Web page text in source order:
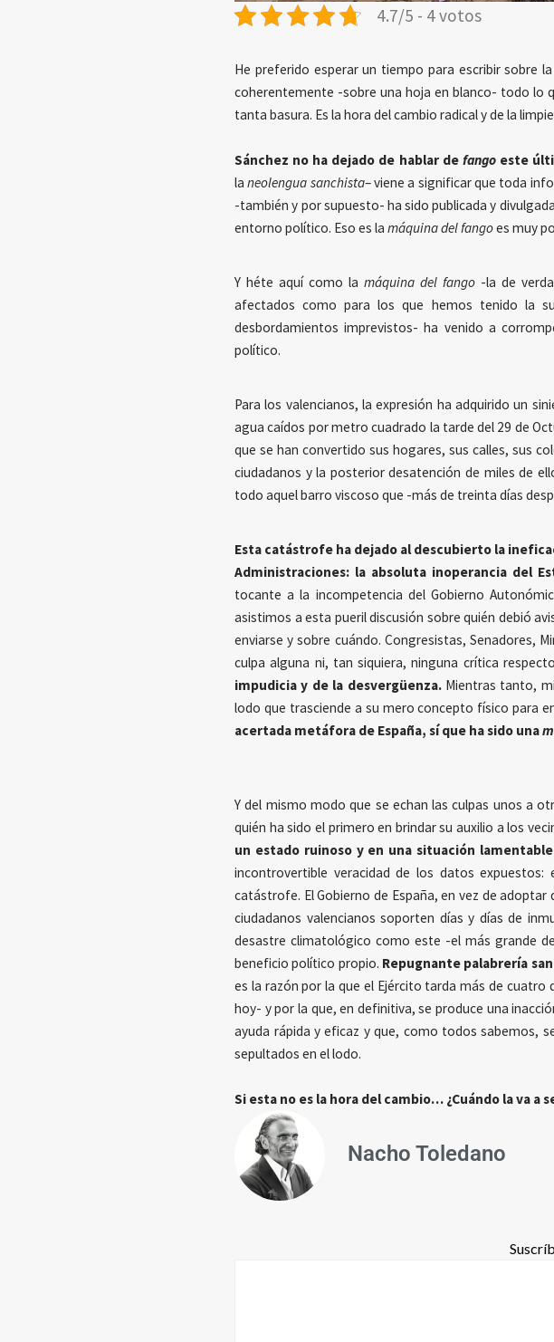
4.7/5 - 4 votos
He preferido esperar un tiempo para escribir sobre
coherentemente -sobre una hoja en blanco- todo lo
tanta basura. Es la hora del cambio radical y de la
Sánchez no ha dejado de hablar defangoeste
laneolengua sanchista– viene a significar que toda
-también y por supuesto- ha sido publicada y
entorno político. Eso es lamáquina del fangoes muy
Y héte aquí como la máquina del fango-la de
afectados como para los que hemos tenido la
desbordamientos imprevistos- ha venido a
político.
Para los valencianos, la expresión ha adquirido un
agua caídos por metro cuadrado la tarde del 29 de
que se han convertido sus hogares, sus calles, sus
ciudadanos y la posterior desatención de miles de
todo aquel barro viscoso que -más de treinta días
Esta catástrofe ha dejado al descubierto la
Administraciones: la absoluta inoperancia del
tocante a la incompetencia del Gobierno
asistimos a esta pueril discusión sobre quién debió
enviarse y sobre cuándo. Congresistas, Senadores,
culpa alguna ni, tan siquiera, ninguna crítica
impudicia y de la desvergüenza.Mientras tanto,
lodo que trasciende a su mero concepto físico para
acertada metáfora de España, sí que ha sido una
Y del mismo modo que se echan las culpas unos a
quién ha sido el primero en brindar su auxilio a los
un estado ruinoso y en una situación
incontrovertible veracidad de los datos
catástrofe. El Gobierno de España, en vez de
ciudadanos valencianos soporten días y días de
desastre climatológico como este -el más grande
beneficio político propio. Repugnante palabrería
es la razón por la que el Ejército tarda más de
hoy- y por la que, en definitiva, se produce una
ayuda rápida y eficaz y que, como todos sabemos,
sepultados en el lodo.
Si esta no es la hora del cambio… ¿Cuándo la va a
Nacho Toledano